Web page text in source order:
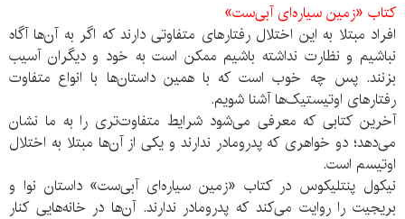
کتاب «زمین سیاره‌ای آبی‌ست»
افراد مبتلا به این اختلال رفتارهای متفاوتی دارند که اگر به آن‌ها آگاه
نباشیم و نظارت نداشته باشیم ممکن است به خود و دیگران آسیب
بزنند. پس چه خوب است که با همین داستان‌ها با انواع متفاوت
رفتارهای اوتیستیک‌ها آشنا شویم.
آخرین کتابی که معرفی می‌شود شرایط متفاوت‌تری را به ما نشان
می‌دهد؛ دو خواهری که پدرومادر ندارند و یکی از آن‌ها مبتلا به اختلال
اوتیسم است.
نیکول پنتلیکوس در کتاب «زمین سیاره‌ای آبی‌ست» داستان نوا و
بریجیت را روایت می‌کند که پدرومادر ندارند. آن‌ها در خانه‌هایی کنار